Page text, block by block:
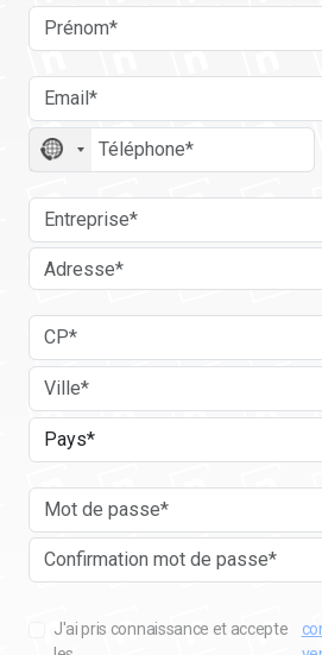
No
selected
J'ai pris connaissance et accepte